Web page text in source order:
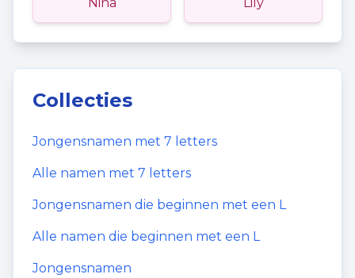
Collecties
Jongensnamen met 7 letters
Alle namen met 7 letters
Jongensnamen die beginnen met een L
Alle namen die beginnen met een L
Jongensnamen